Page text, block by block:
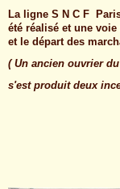
La ligne S N C F
été réalisé et une
et le départ des
( Un ancien ouvrier
s'est produit deux